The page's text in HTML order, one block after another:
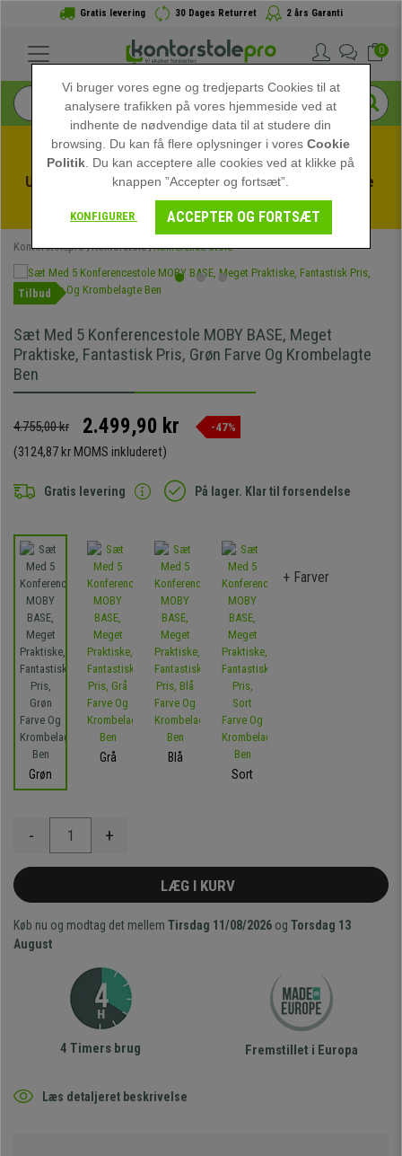
Gratis levering 30 Dages Returret 2 års Garanti
0
Udnyt sommerudsalget hos kontorstolepro! Eksklusive
rabatter i en begrænset periode - Se tilbuddet
Kontorstolepro Kontorstole Konference Stole
Tilbud
Sæt Med 5 Konferencestole MOBY BASE, Meget
Praktiske, Fantastisk Pris, Grøn Farve Og Krombelagte
Ben
4.755,00 kr 2.499,90 kr -47%
(3124,87 kr MOMS inkluderet)
Gratis levering På lager. Klar til forsendelse
Grøn
Grå
Blå
Sort
+ Farver
- +
LÆG I KURV
Køb nu og modtag det mellem Tirsdag 11/08/2026 og Torsdag 13
August
4 Timers brug Fremstillet i Europa
Læs detaljeret beskrivelse
Vi bruger vores egne og tredjeparts Cookies til at
analysere trafikken på vores hjemmeside ved at
indhente de nødvendige data til at studere din
browsing. Du kan få flere oplysninger i voresCookie
Politik . Du kan acceptere alle cookies ved at klikke på
knappen ”Accepter og fortsæt”.
KONFIGURER ACCEPTER OG FORTSÆT